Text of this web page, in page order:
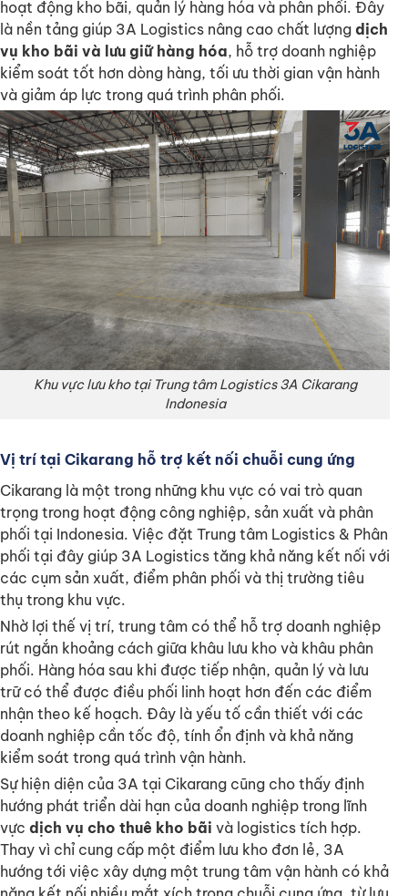
hoạt động kho bãi, quản lý hàng hóa và phân phối. Đây
là nền tảng giúp 3A Logistics nâng cao chất lượng dịch
vụ kho bãi và lưu giữ hàng hóa, hỗ trợ doanh nghiệp
kiểm soát tốt hơn dòng hàng, tối ưu thời gian vận hành
và giảm áp lực trong quá trình phân phối.
Khu vực lưu kho tại Trung tâm Logistics 3A Cikarang
Indonesia
Vị trí tại Cikarang hỗ trợ kết nối chuỗi cung ứng
Cikarang là một trong những khu vực có vai trò quan
trọng trong hoạt động công nghiệp, sản xuất và phân
phối tại Indonesia. Việc đặt Trung tâm Logistics & Phân
phối tại đây giúp 3A Logistics tăng khả năng kết nối với
các cụm sản xuất, điểm phân phối và thị trường tiêu
thụ trong khu vực.
Nhờ lợi thế vị trí, trung tâm có thể hỗ trợ doanh nghiệp
rút ngắn khoảng cách giữa khâu lưu kho và khâu phân
phối. Hàng hóa sau khi được tiếp nhận, quản lý và lưu
trữ có thể được điều phối linh hoạt hơn đến các điểm
nhận theo kế hoạch. Đây là yếu tố cần thiết với các
doanh nghiệp cần tốc độ, tính ổn định và khả năng
kiểm soát trong quá trình vận hành.
Sự hiện diện của 3A tại Cikarang cũng cho thấy định
hướng phát triển dài hạn của doanh nghiệp trong lĩnh
vực dịch vụ cho thuê kho bãi và logistics tích hợp.
Thay vì chỉ cung cấp một điểm lưu kho đơn lẻ, 3A
hướng tới việc xây dựng một trung tâm vận hành có khả